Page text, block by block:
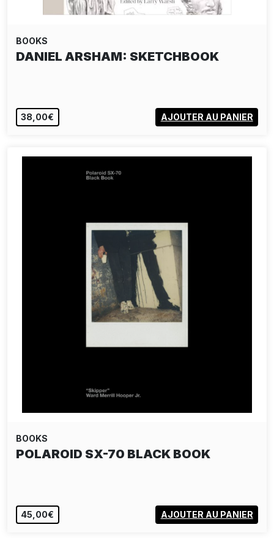
BOOKS
DANIEL ARSHAM: SKETCHBOOK
38,00€ AJOUTER AU PANIER
BOOKS
POLAROID SX-70 BLACK BOOK
45,00€ AJOUTER AU PANIER